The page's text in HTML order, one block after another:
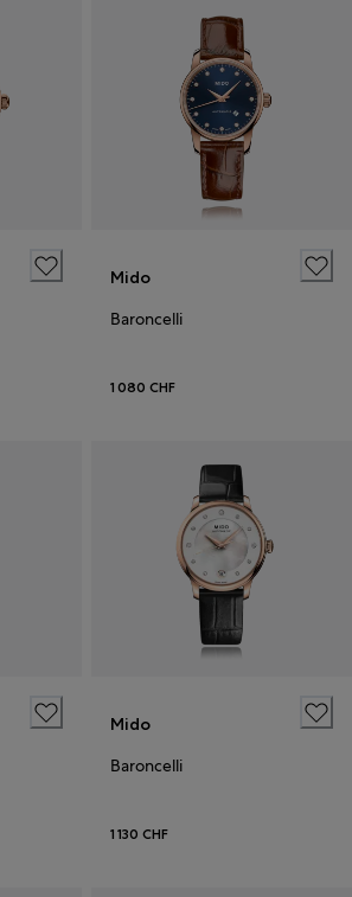
Mido
Baroncelli
1 080 CHF
Mido
Baroncelli
1 130 CHF